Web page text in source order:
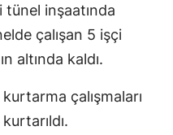
tünel inşaatında
çalışan 5 işçi
altında kaldı.
çalışmaları